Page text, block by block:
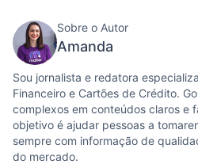
Sobre o Autor
Amanda
Sou jornalista e redatora
Financeiro e Cartões de Crédito.
complexos em conteúdos claros e
objetivo é ajudar pessoas a
sempre com informação de
do mercado.